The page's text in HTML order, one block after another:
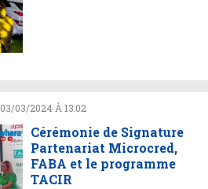
03/03/2024 À 13:02
Cérémonie de Signature
Partenariat Microcred,
FABA et le programme
TACIR